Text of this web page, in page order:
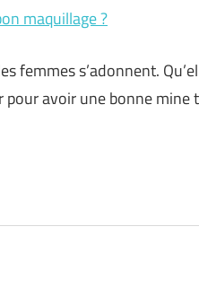
maquillage ?
femmes s’adonnent.
pour avoir une bonne